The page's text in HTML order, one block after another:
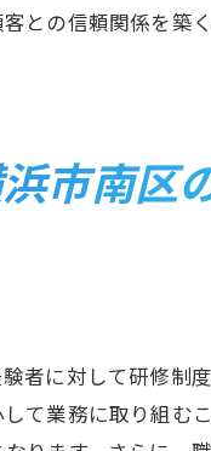
との信頼関係を築
市南区
者に対して研修制
て業務に取り組む